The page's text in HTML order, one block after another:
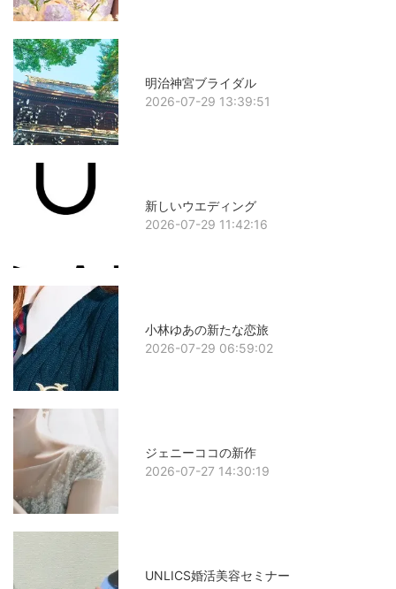
明治神宮ブライダル
2026-07-29 13:39:51
新しいウエディング
2026-07-29 11:42:16
小林ゆあの新たな恋旅
2026-07-29 06:59:02
ジェニーココの新作
2026-07-27 14:30:19
UNLICS婚活美容セミナー